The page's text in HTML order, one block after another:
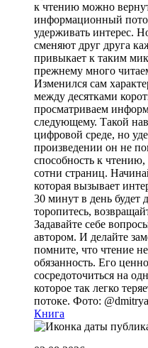
к чтению можно
информационный
удерживать интерес.
сменяют друг друга
привыкает к таким
прежнему много
Изменился сам
между десятками
просматриваем
следующему. Такой
цифровой среде, но
произведении он не
способность к чтению,
сотни страниц.
которая вызывает
30 минут в день будет
торопитесь,
Задавайте себе
автором. И делайте
помните, что чтение
обязанность. Его
сосредоточиться на
которое так легко
потоке. Фото:
Книга